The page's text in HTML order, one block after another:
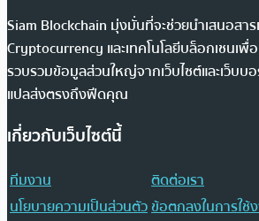
Siam Blockchain มุ่งมั่นที่จะช่วยนำเสนอสา
Cryptocurrency และเทคโนโลยีบล็อกเชนเพื่
รวบรวมข้อมูลส่วนใหญ่จากเว็บไซต์และเว็บบ
แปลส่งตรงถึงฟีดคุณ
เกี่ยวกับเว็บไซต์นี้
ทีมงาน
ติดต่อเรา
นโยบายความเป็นส่วนตัวข้อตกลงในการใช้